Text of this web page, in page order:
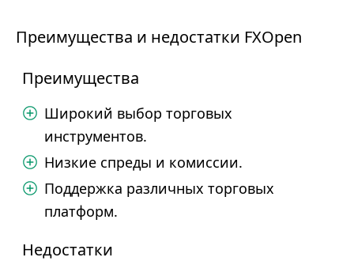
Преимущества и недостатки FXOpen
Преимущества
Широкий выбор торговых
инструментов.
Низкие спреды и комиссии.
Поддержка различных торговых
платформ.
Недостатки